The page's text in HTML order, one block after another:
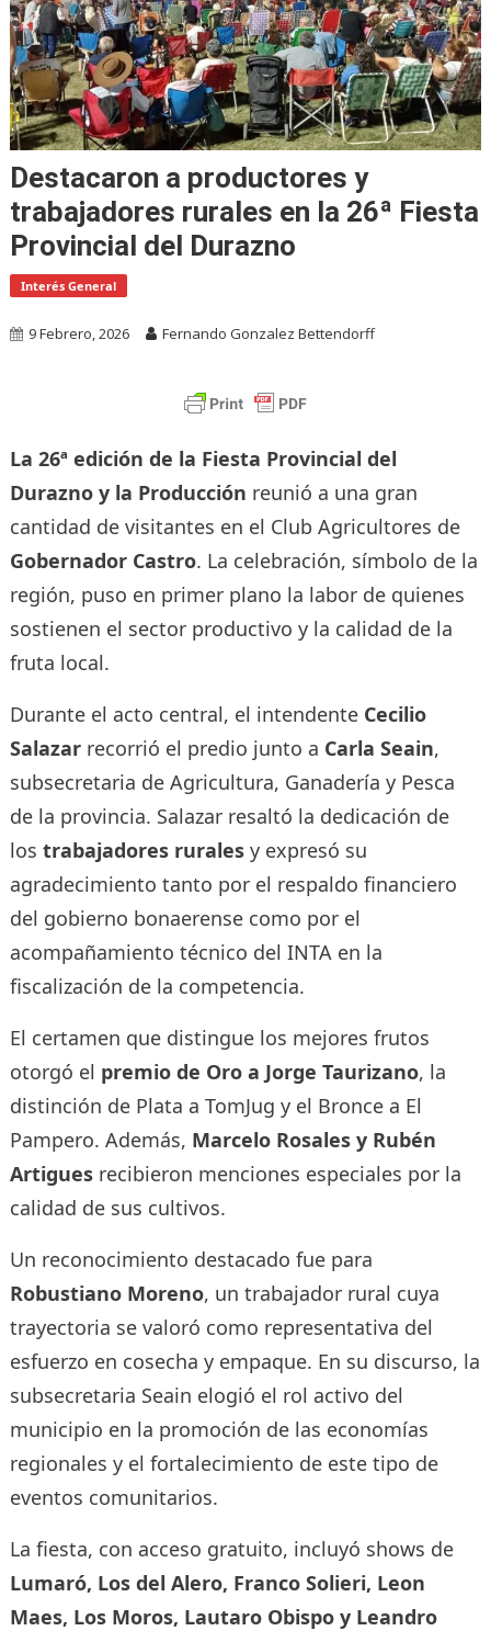
Destacaron a productores y
trabajadores rurales en la 26ª Fiesta
Provincial del Durazno
Interés General
9 Febrero, 2026 Fernando Gonzalez Bettendorff
La 26ª edición de la Fiesta Provincial del
Durazno y la Producción reunió a una gran
cantidad de visitantes en el Club Agricultores de
Gobernador Castro. La celebración, símbolo de la
región, puso en primer plano la labor de quienes
sostienen el sector productivo y la calidad de la
fruta local.
Durante el acto central, el intendente Cecilio
Salazarrecorrió el predio junto a Carla Seain,
subsecretaria de Agricultura, Ganadería y Pesca
de la provincia. Salazar resaltó la dedicación de
los trabajadores ruralesy expresó su
agradecimiento tanto por el respaldo financiero
del gobierno bonaerense como por el
acompañamiento técnico del INTA en la
fiscalización de la competencia.
El certamen que distingue los mejores frutos
otorgó el premio de Oro a Jorge Taurizano, la
distinción de Plata a TomJug y el Bronce a El
Pampero. Además, Marcelo Rosales y Rubén
Artiguesrecibieron menciones especiales por la
calidad de sus cultivos.
Un reconocimiento destacado fue para
Robustiano Moreno, un trabajador rural cuya
trayectoria se valoró como representativa del
esfuerzo en cosecha y empaque. En su discurso, la
subsecretaria Seain elogió el rol activo del
municipio en la promoción de las economías
regionales y el fortalecimiento de este tipo de
eventos comunitarios.
La fiesta, con acceso gratuito, incluyó shows de
Lumaró, Los del Alero, Franco Solieri, Leon
Maes, Los Moros, Lautaro Obispo y Leandro